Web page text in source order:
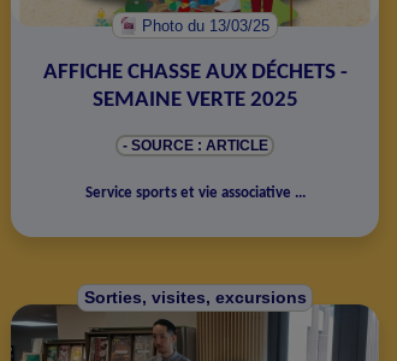
Photodu 13/03/25
AFFICHE CHASSE AUX DÉCHETS -
SEMAINE VERTE 2025
- SOURCE : ARTICLE
Service sports et vie associative ...
Sorties, visites, excursions